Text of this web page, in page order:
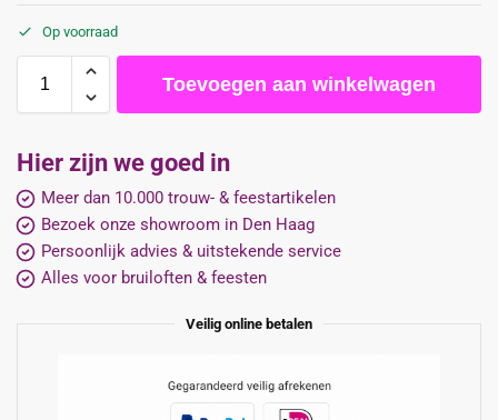
Op voorraad
Toevoegen aan winkelwagen
Hier zijn we goed in
Meer dan 10.000 trouw- & feestartikelen
Bezoek onze showroom in Den Haag
Persoonlijk advies & uitstekende service
Alles voor bruiloften & feesten
Veilig online betalen